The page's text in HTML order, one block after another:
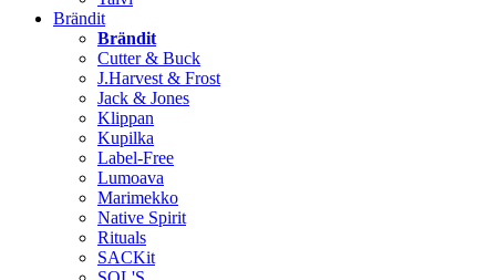
Brändit
Brändit
Cutter & Buck
J.Harvest & Frost
Jack & Jones
Klippan
Kupilka
Label-Free
Lumoava
Marimekko
Native Spirit
Rituals
SACKit